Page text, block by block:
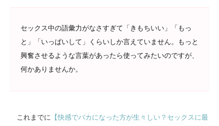
セックス中の語彙力がなさすぎて「きもちいい」「もっ
と」「いっぱいして」くらいしか言えていません。もっと
興奮させるような言葉があったら使ってみたいのですが、
何かありませんか。
これまでに
【快感でバカになった方が生々しい？セックスに最